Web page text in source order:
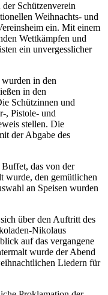
Schützenverein
Weihnachts- und
ein. Mit einem
Wettkämpfen und
ein unvergesslicher
in den
in den
Schützinnen und
, Pistole- und
stellen. Die
der Abgabe des
das von der
wurde, den gemütlichen
an Speisen wurden
über den Auftritt des
Nikolaus
auf das vergangene
wurde der Abend
Liedern für